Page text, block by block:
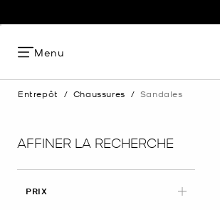
Menu
Entrepôt / Chaussures / Sandales
AFFINER LA RECHERCHE
PRIX